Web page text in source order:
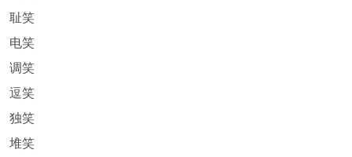
耻笑
电笑
调笑
逗笑
独笑
堆笑